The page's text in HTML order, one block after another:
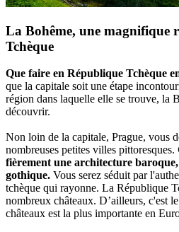
La Bohême, une magnifique
Tchèque
Que faire en République Tchèque
que la capitale soit une étape
région dans laquelle elle se trouve, la
découvrir.
Non loin de la capitale, Prague, vous
nombreuses petites villes pittoresques.
fièrement une architecture
gothique. Vous serez séduit par
tchèque qui rayonne. La République
nombreux châteaux. D’ailleurs, c'est
châteaux est la plus importante en